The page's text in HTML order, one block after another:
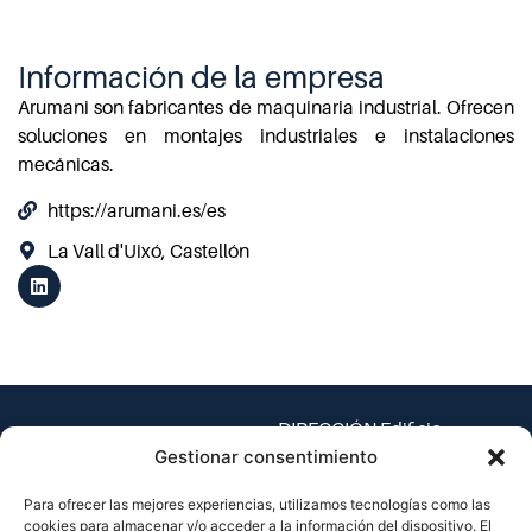
Gestionar consentimiento
Para ofrecer las mejores experiencias, utilizamos tecnologías como las
cookies para almacenar y/o acceder a la información del dispositivo. El
Información de la empresa
Arumani son fabricantes de maquinaria industrial. Ofrecen
soluciones en montajes industriales e instalaciones
mecánicas.
https://arumani.es/es
La Vall d'Uixó, Castellón
DIRECCIÓN Edificio
Espaitec 1, Universitat
Baynat, s/n